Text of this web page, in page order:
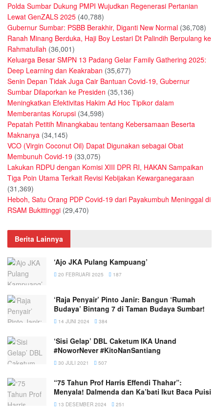
Polda Sumbar Dukung PMPI Wujudkan Regenerasi Pertanian
Lewat GenZALS 2025 (40,788)
Gubernur Sumbar: PSBB Berakhir, Diganti New Normal (36,708)
Ranah Minang Berduka, Haji Boy Lestari Dt Palindih Berpulang ke
Rahmatullah (36,001)
Keluarga Besar SMPN 13 Padang Gelar Family Gathering 2025:
Deep Learning dan Keakraban (35,677)
Senin Depan Tidak Juga Cair Bantuan Covid-19, Gubernur
Sumbar Dilaporkan ke Presiden (35,136)
Meningkatkan Efektivitas Hakim Ad Hoc Tipikor dalam
Memberantas Korupsi (34,598)
Pepatah Petitih Minangkabau tentang Kebersamaan Beserta
Maknanya (34,145)
VCO (Virgin Coconut Oil) Dapat Digunakan sebagai Obat
Membunuh Covid-19 (33,075)
Lakukan RDPU dengan Komisi XIII DPR RI, HAKAN Sampaikan
Tiga Poin Utama Terkait Revisi Kebijakan Kewarganegaraan
(31,369)
Heboh, Satu Orang PDP Covid-19 dari Payakumbuh Meninggal di
RSAM Bukittinggi (29,470)
Berita Lainnya
‘Ajo JKA Pulang Kampuang’
20 FEBRUARI 2025 187
‘Raja Penyair’ Pinto Janir: Bangun ‘Rumah
Budaya’ Bintang 7 di Taman Budaya Sumbar!
14 JUNI 2024 384
‘Sisi Gelap’ DBL Caketum IKA Unand
#NoworNever #KitoNanSantiang
30 JULI 2021 507
“75 Tahun Prof Harris Effendi Thahar”:
Menyala! Dalmenda dan Ka’bati Ikut Baca Puisi
13 DESEMBER 2024 251